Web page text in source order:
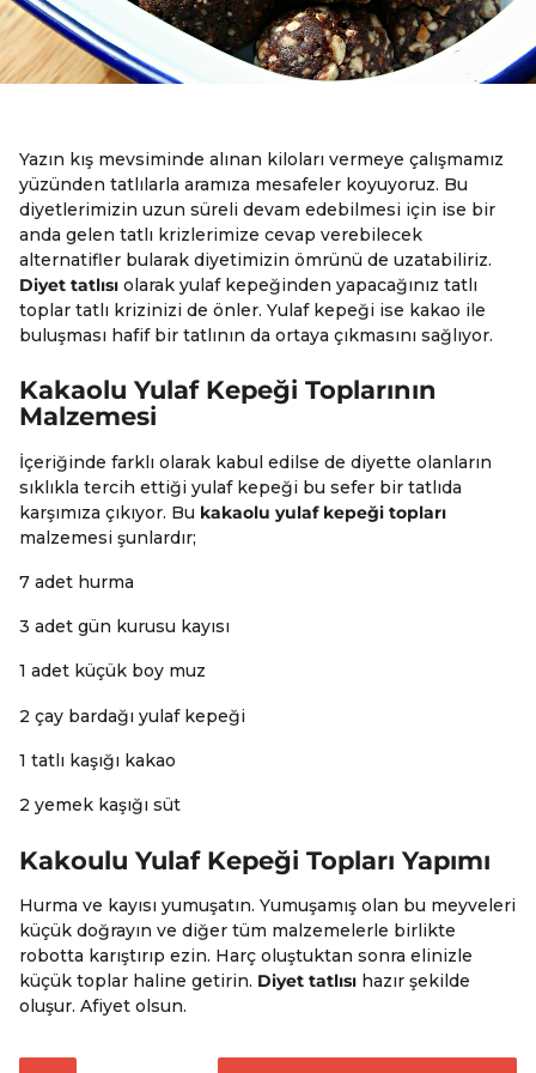
Yazın kış mevsiminde alınan kiloları vermeye çalışmamız
yüzünden tatlılarla aramıza mesafeler koyuyoruz. Bu
diyetlerimizin uzun süreli devam edebilmesi için ise bir
anda gelen tatlı krizlerimize cevap verebilecek
alternatifler bularak diyetimizin ömrünü de uzatabiliriz.
Diyet tatlısı olarak yulaf kepeğinden yapacağınız tatlı
toplar tatlı krizinizi de önler. Yulaf kepeği ise kakao ile
buluşması hafif bir tatlının da ortaya çıkmasını sağlıyor.
Kakaolu Yulaf Kepeği Toplarının
Malzemesi
İçeriğinde farklı olarak kabul edilse de diyette olanların
sıklıkla tercih ettiği yulaf kepeği bu sefer bir tatlıda
karşımıza çıkıyor. Bu kakaolu yulaf kepeği topları
malzemesi şunlardır;
7 adet hurma
3 adet gün kurusu kayısı
1 adet küçük boy muz
2 çay bardağı yulaf kepeği
1 tatlı kaşığı kakao
2 yemek kaşığı süt
Kakoulu Yulaf Kepeği Topları Yapımı
Hurma ve kayısı yumuşatın. Yumuşamış olan bu meyveleri
küçük doğrayın ve diğer tüm malzemelerle birlikte
robotta karıştırıp ezin. Harç oluştuktan sonra elinizle
küçük toplar haline getirin. Diyet tatlısı hazır şekilde
oluşur. Afiyet olsun.